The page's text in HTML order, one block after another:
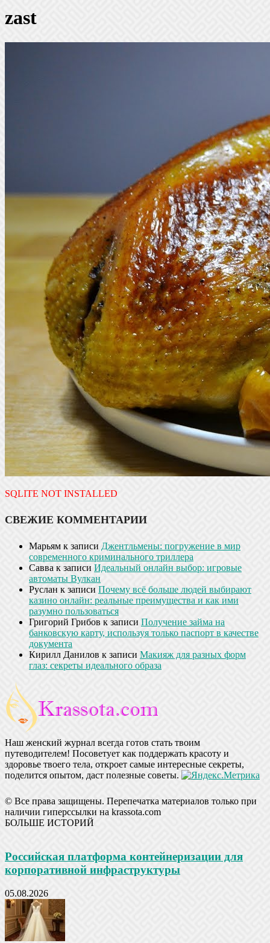
zast
SQLITE NOT INSTALLED
СВЕЖИЕ КОММЕНТАРИИ
Марьям к записи Джентльмены: погружение в мир
современного криминального триллера
Савва к записи Идеальный онлайн выбор: игровые
автоматы Вулкан
Руслан к записи Почему всё больше людей выбирают
казино онлайн: реальные преимущества и как ими
разумно пользоваться
Григорий Грибов к записи Получение займа на
банковскую карту, используя только паспорт в качестве
документа
Кирилл Данилов к записи Макияж для разных форм
глаз: секреты идеального образа
Наш женский журнал всегда готов стать твоим
путеводителем! Посоветует как поддержать красоту и
здоровье твоего тела, откроет самые интересные секреты,
поделится опытом, даст полезные советы.
© Все права защищены. Перепечатка материалов только при
наличии гиперссылки на krassota.com
БОЛЬШЕ ИСТОРИЙ
Российская платформа контейнеризации для
корпоративной инфраструктуры
05.08.2026